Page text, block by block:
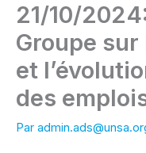
21/10/
Groupe
et
des
Par